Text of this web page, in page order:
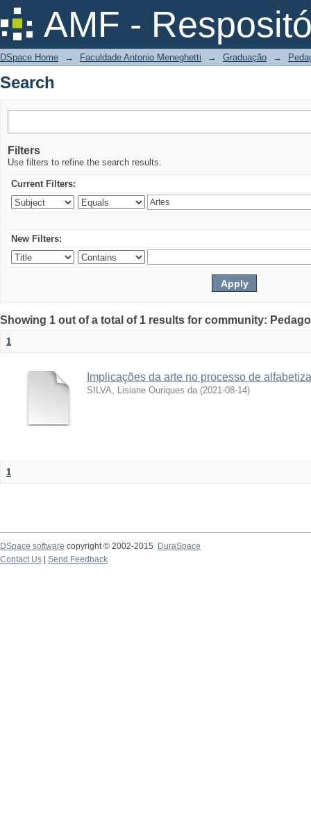
AMF -
Search
DSpace Home → Faculdade Antonio Meneghetti → Graduação →
Search
Filters
Use filters to refine the search results.
Current Filters:
New Filters:
Showing 1 out of a total of 1 results for community:
1
Implicações da arte no processo de
SILVA, Lisiane Ouriques da (2021-08-14)
1
DSpace software copyright © 2002-2015
DuraSpace
Contact Us
Send Feedback